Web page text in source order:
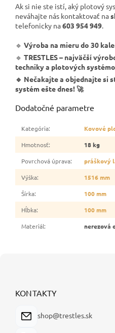
Ak si nie ste istí, aký plotový
neváhajte nás kontaktovať na
telefonicky na603 954 949
🔹 Výroba na mieru do 30
🔹 TRESTLES – najväčší
techniky a plotových
🔹 Nečakajte a objednajte si
systém ešte dnes! 🚀
Dodatočné parametre
Kategória:
Kovové
Hmotnosť:
18 kg
Povrchová úprava:
práškový
Výška:
1516 mm
Šírka:
100 mm
Hĺbka:
100 mm
Materiál: nerezová
KONTAKTY
shop@trestles.sk